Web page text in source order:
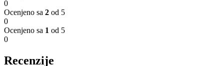
0
Ocenjeno sa 2 od 5
0
Ocenjeno sa 1 od 5
0
Recenzije